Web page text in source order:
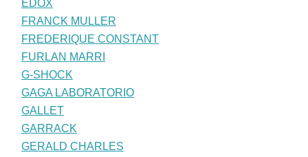
EDOX
FRANCK MULLER
FREDERIQUE CONSTANT
FURLAN MARRI
G-SHOCK
GAGA LABORATORIO
GALLET
GARRACK
GERALD CHARLES